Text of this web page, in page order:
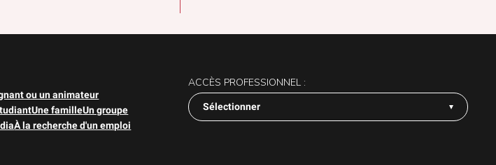
ou un animateur
Une familleUn groupe
À la recherche d'un emploi
ACCÈS PROFESSIONNEL :
Sélectionner